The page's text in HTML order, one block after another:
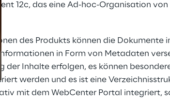
Mehr erfahren
12c, das eine Ad-hoc-Organisation
des Produkts können die Dokumente
in Form von Metadaten
der Inhalte erfolgen, es können
werden und es ist eine
mit dem WebCenter Portal integriert,